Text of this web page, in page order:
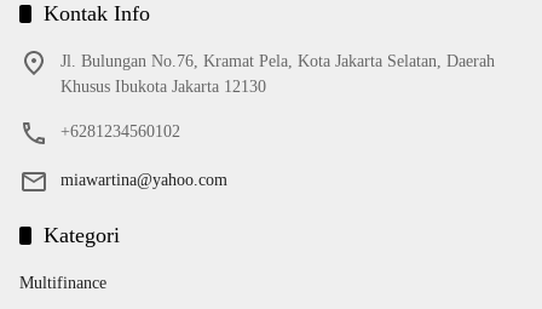
Kontak Info
Jl. Bulungan No.76, Kramat Pela, Kota Jakarta Selatan, Daerah
Khusus Ibukota Jakarta 12130
+6281234560102
miawartina@yahoo.com
Kategori
Multifinance